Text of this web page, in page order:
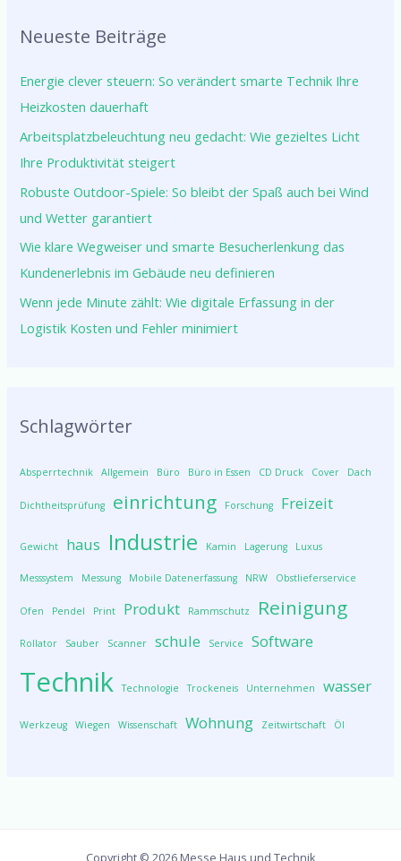
Neueste Beiträge
Energie clever steuern: So verändert smarte Technik Ihre
Heizkosten dauerhaft
Arbeitsplatzbeleuchtung neu gedacht: Wie gezieltes Licht
Ihre Produktivität steigert
Robuste Outdoor-Spiele: So bleibt der Spaß auch bei Wind
und Wetter garantiert
Wie klare Wegweiser und smarte Besucherlenkung das
Kundenerlebnis im Gebäude neu definieren
Wenn jede Minute zählt: Wie digitale Erfassung in der
Logistik Kosten und Fehler minimiert
Schlagwörter
Absperrtechnik Allgemein Büro Büro in Essen CD Druck Cover Dach
Dichtheitsprüfung einrichtung Forschung Freizeit
Gewicht haus Industrie Kamin Lagerung Luxus
Messsystem Messung Mobile Datenerfassung NRW Obstlieferservice
Ofen Pendel Print Produkt Rammschutz Reinigung
Rollator Sauber Scanner schule Service Software
Technik Technologie Trockeneis Unternehmen wasser
Werkzeug Wiegen Wissenschaft Wohnung Zeitwirtschaft Öl
Copyright © 2026 Messe Haus und Technik